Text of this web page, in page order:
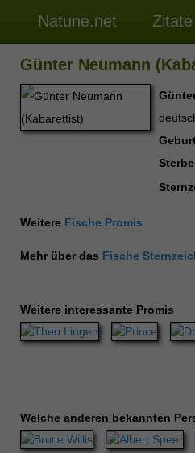
Natune.net Zitate
Günter Neumann
Weitere Fische Promis
Mehr über das Fische
Weitere interessante Promis
Welche anderen bekannten